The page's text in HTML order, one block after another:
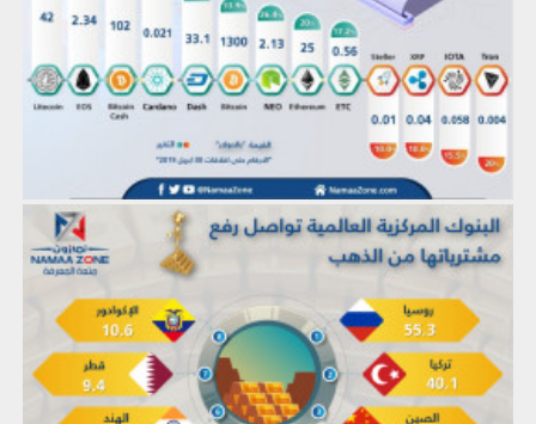
إنفوجرافيك: البنوك المركزية العالمية تواصل رفع مشترياتها من الذهب